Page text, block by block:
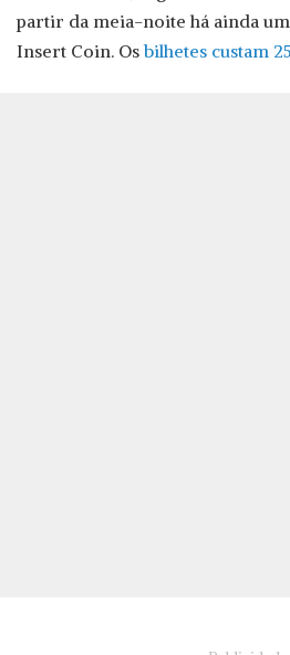
partir da meia-noite há ainda
Insert Coin. Osbilhetes custam